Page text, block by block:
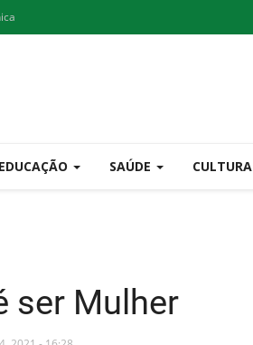
EDUCAÇÃO SAÚDE CULTURA
ser Mulher